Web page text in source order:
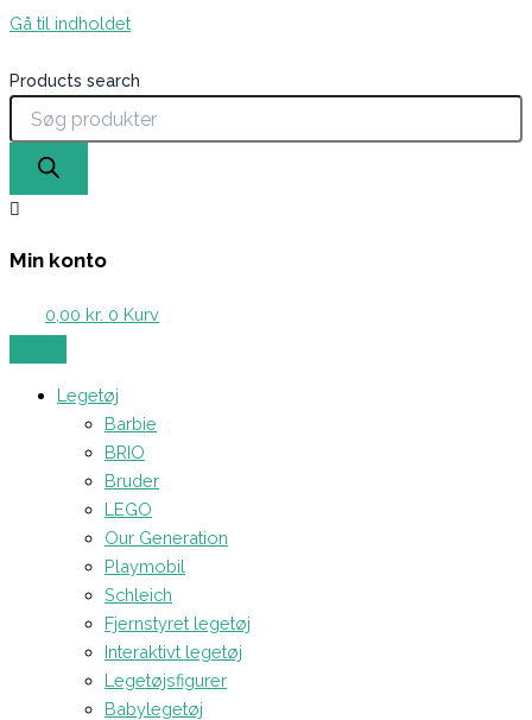
Gå til indholdet
Products search
Min konto
0,00 kr. 0 Kurv
Legetøj
Barbie
BRIO
Bruder
LEGO
Our Generation
Playmobil
Schleich
Fjernstyret legetøj
Interaktivt legetøj
Legetøjsfigurer
Babylegetøj